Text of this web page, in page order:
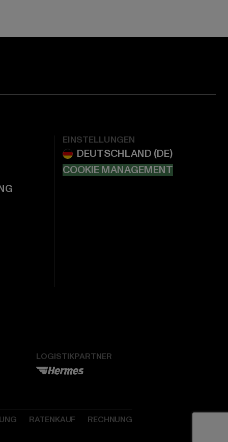
EINSTELLUNGEN
COOKIE MANAGEMENT
LOGISTIKPARTNER
RATENKAUF RECHNUNG